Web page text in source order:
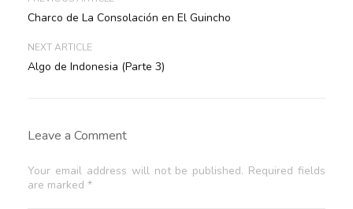
Charco de La Consolación en El Guincho
NEXT ARTICLE
Algo de Indonesia (Parte 3)
Leave a Comment
Your email address will not be published. Required fields
are marked *